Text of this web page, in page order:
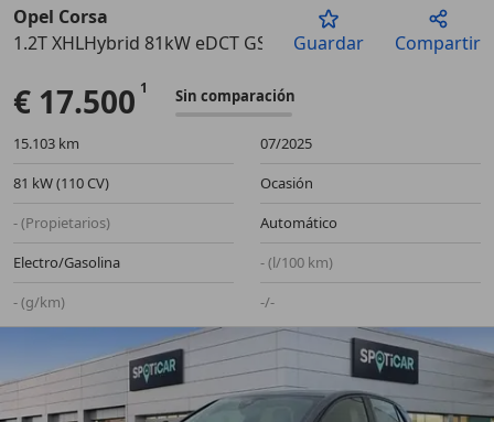
Anterior
Opel Corsa
1.2T XHLHybrid 81kW eDCT GS
Guardar Compartir
€ 17.500 Sin comparación
15.103 km
07/2025
81 kW (110 CV)
Ocasión
- (Propietarios)
Automático
Electro/Gasolina
- (l/100 km)
- (g/km)
-/-